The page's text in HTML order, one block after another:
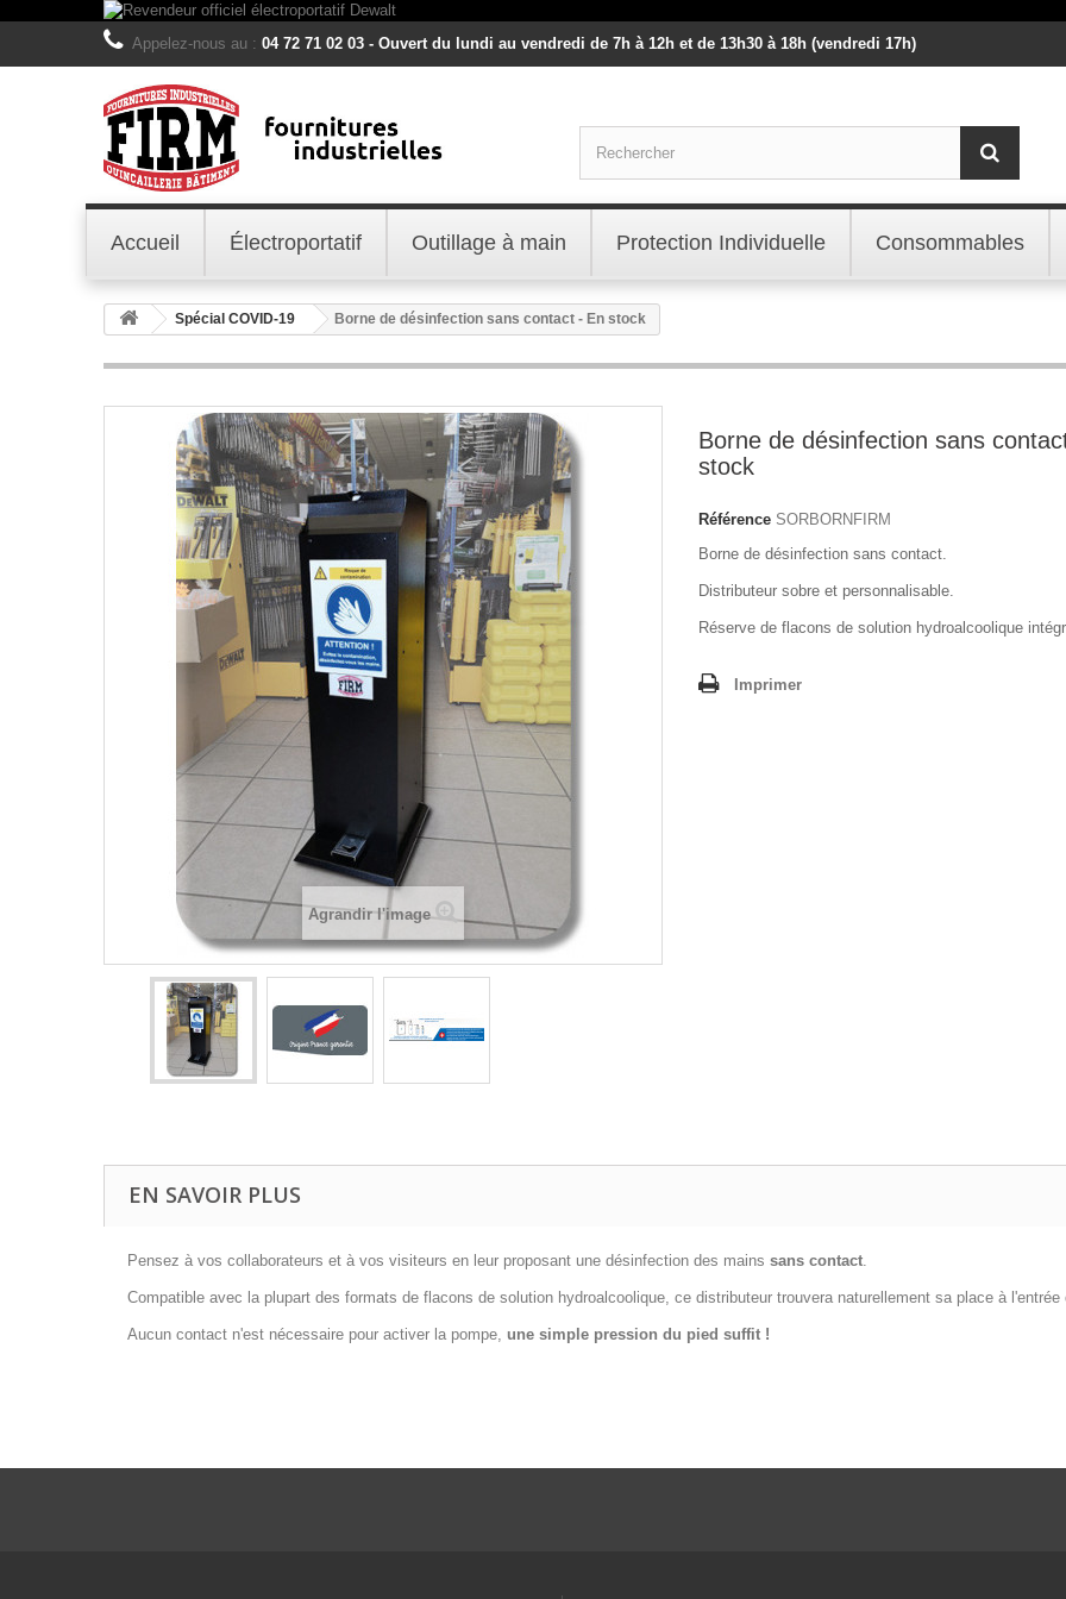
Appelez-nous au : 04 72 71 02 03 - Ouvert du lundi au vendredi de 7h à 12h et de 13h30 à 18h (vendredi 17h)
Accueil Électroportatif Outillage à main Protection Individuelle Consommables
Spécial COVID-19 Borne de désinfection sans contact - En stock
Agrandir l'image
Borne de désinfection sans
stock
Référence SORBORNFIRM
Borne de désinfection sans contact.
Distributeur sobre et personnalisable.
Réserve de flacons de solution hydroalcoolique
Imprimer
EN SAVOIR PLUS
Pensez à vos collaborateurs et à vos visiteurs en leur proposant une désinfection des mains sans contact
Compatible avec la plupart des formats de flacons de solution hydroalcoolique, ce distributeur trouvera naturellement sa place à
Aucun contact n'est nécessaire pour activer la pompe, une simple pression du pied suffit !